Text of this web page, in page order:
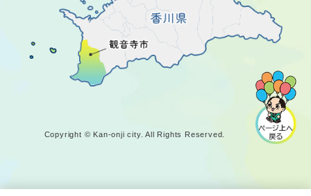
Copyright © Kan-onji city. All Rights Reserved.